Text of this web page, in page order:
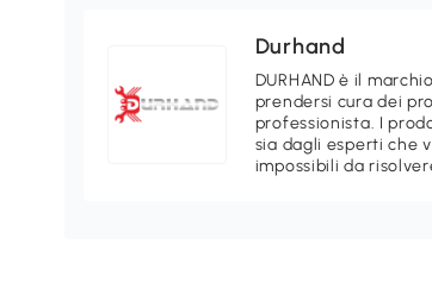
Durhand
DURHAND è il
prendersi cura dei
professionista. I
sia dagli esperti che
impossibili da